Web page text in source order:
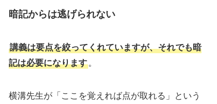
暗記からは逃げられない
講義は要点を絞ってくれていますが、それでも暗
記は必要になります。
横溝先生が「ここを覚えれば点が取れる」という